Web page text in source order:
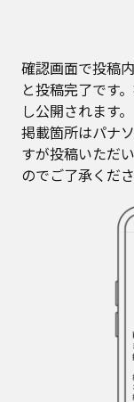
確認画面で投稿
と投稿完了です
し公開されます。
掲載箇所はパナ
すが投稿いただ
のでご了承くださ